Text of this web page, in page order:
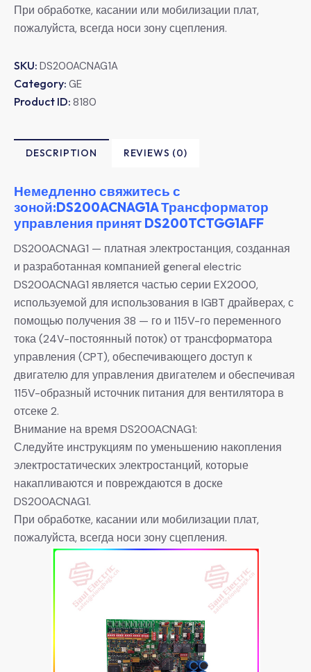
При обработке, касании или мобилизации плат,
пожалуйста, всегда носи зону сцепления.
SKU: DS200ACNAG1A
Category: GE
Product ID: 8180
DESCRIPTION REVIEWS (0)
Немедленно свяжитесь с
зоной:DS200ACNAG1A Трансформатор
управления принят DS200TCTGG1AFF
DS200ACNAG1 — платная электростанция, созданная
и разработанная компанией general electric
DS200ACNAG1 является частью серии EX2000,
используемой для использования в IGBT драйверах, с
помощью получения 38 — го и 115V-го переменного
тока (24V-постоянный поток) от трансформатора
управления (CPT), обеспечивающего доступ к
двигателю для управления двигателем и обеспечивая
115V-образный источник питания для вентилятора в
отсеке 2.
Внимание на время DS200ACNAG1:
Следуйте инструкциям по уменьшению накопления
электростатических электростанций, которые
накапливаются и повреждаются в доске
DS200ACNAG1.
При обработке, касании или мобилизации плат,
пожалуйста, всегда носи зону сцепления.